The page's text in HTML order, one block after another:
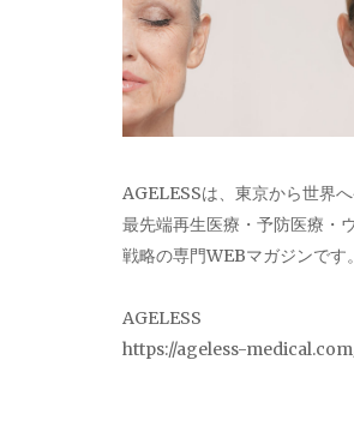
AGELESSは、東京から世界
最先端再生医療・予防医療・
戦略の専門WEBマガジンです。
AGELESS
https://ageless-